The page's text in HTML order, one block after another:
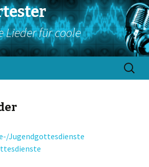
Lieder für coole
Suchen
nach:
Jugendgottesdienste